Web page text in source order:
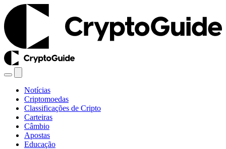
Notícias
Criptomoedas
Classificações de Cripto
Carteiras
Câmbio
Apostas
Educação